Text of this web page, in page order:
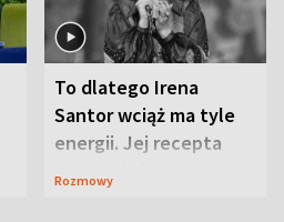
To dlatego Irena
Santor wciąż ma tyle
energii. Jej recepta
jest zaskakująco
Rozmowy